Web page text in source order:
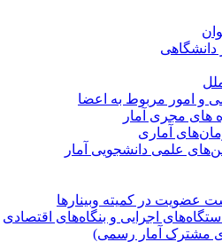
و امور مربوط به اعضا
مجری آمار
آماری
علمی دانشجویی آمار
عضویت در کمیته وبینارها
اجرایی و بنگاه‌های اقتصادی
مشترک آمار رسمی)